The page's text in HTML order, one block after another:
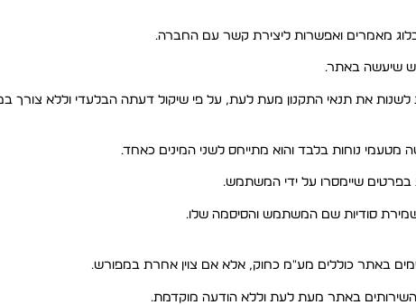
מאמרים ואפשרות ליצירת קשר עם החברה.
שיעשה באתר.
את תנאי התקנון מעת לעת, על פי שיקול דעתה הבלעדי וללא צורך
מטעמי נוחות בלבד והוא מתייחס לשני המינים כאחד.
שיימסרו על ידי המשתמש.
סודיות שם המשתמש והסיסמה שלו.
באתר כוללים מע"מ כחוק, אלא אם צוין אחרת במפורש.
באתר מעת לעת וללא הודעה מוקדמת.